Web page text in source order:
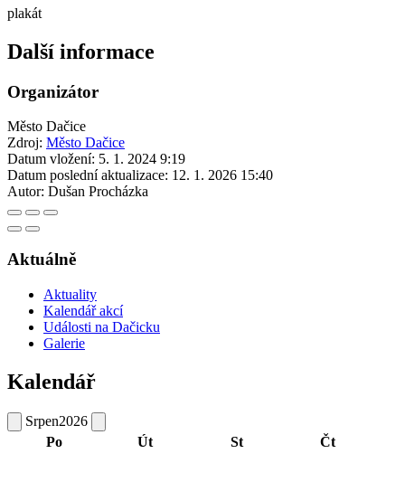
plakát
Další informace
Organizátor
Město Dačice
Zdroj: Město Dačice
Datum vložení: 5. 1. 2024 9:19
Datum poslední aktualizace: 12. 1. 2026 15:40
Autor: Dušan Procházka
Aktuálně
Aktuality
Kalendář akcí
Události na Dačicku
Galerie
Kalendář
Srpen2026
Po
Út St Čt